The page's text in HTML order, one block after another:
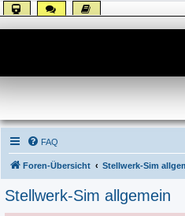
FAQ
Foren-Übersicht Stellwerk-Sim
Stellwerk-Sim allgemein